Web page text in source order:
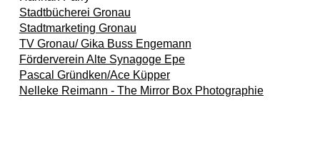
Stadtbücherei Gronau
Stadtmarketing Gronau
TV Gronau/ Gika Buss Engemann
Förderverein Alte Synagoge Epe
Pascal Gründken/Ace Küpper
Nelleke Reimann - The Mirror Box Photographie